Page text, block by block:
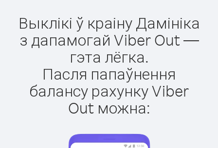
Выклікі ў краіну Дамініка
з дапамогай Viber Out —
гэта лёгка.
Пасля папаўнення
балансу рахунку Viber
Out можна: